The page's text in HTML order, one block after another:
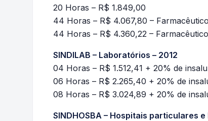
20 Horas – R$ 1.849,00
44 Horas – R$ 4.067,80 –
44 Horas – R$ 4.360,22 –
SINDILAB – Laboratórios – 2012
04 Horas – R$ 1.512,41 + 20% de
06 Horas – R$ 2.265,40 + 20% de
08 Horas – R$ 3.024,89 + 20% de
SINDHOSBA – Hospitais particulares